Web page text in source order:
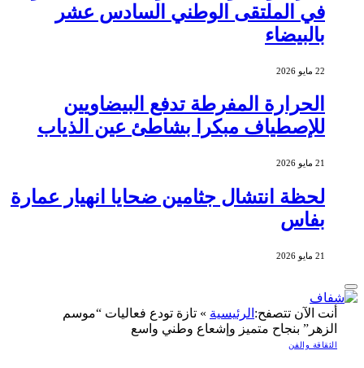
في الملتقى الوطني السادس عشر
بالبيضاء
22 مايو 2026
الحرارة المفرطة تدفع البيضاويين
للإصطياف مبكرا بشاطئ عين الذياب
21 مايو 2026
لحظة انتشال جثامين ضحايا انهيار عمارة
بفاس
21 مايو 2026
أنت الآن تتصفح:الرئيسية»تازة تودع فعاليات “موسم
الزهر” بنجاح متميز وإشعاع وطني واسع
الثقاقة والفن